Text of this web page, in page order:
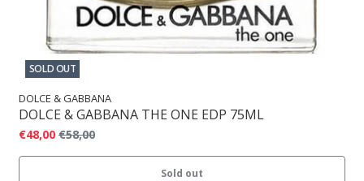
SOLD OUT
DOLCE & GABBANA
DOLCE & GABBANA THE ONE EDP 75ML
€48,00 €58,00
Sold out